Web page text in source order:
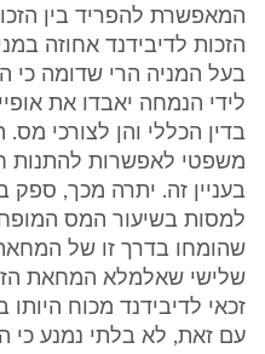
המאפשרת להפריד בין
הזכות לדיבידנד אחוזה
בעל המניה הרי שדומה כי
לידי הנמחה יאבדו את
בדין הכללי והן לצורכי
משפטי לאפשרות להתנות
בעניין זה. יתרה מכך,
למסות בשיעור המס
שהומחו בדרך זו של
שלישי שאלמלא המחאת
זכאי לדיבידנד מכוח
עם זאת, לא בלתי נמנע כי